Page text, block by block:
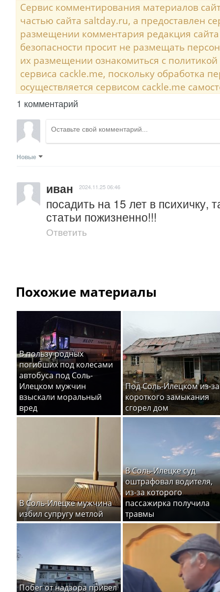
Сервис комментирования материалов
частью сайта saltday.ru, а предоставлен
размещении комментария редакция
безопасности просит не размещать
их размещении ознакомиться с
сервиса cackle.me, поскольку обработка
осуществляется сервисом cackle.me
1 комментарий
Новые
иван 2024.11.25 06:46
посадить на 15 лет в психичку,
статьи пожизненно!!!
Ответить
Похожие материалы
В пользу родных
погибших под колесами
автобуса под Соль-
Илецком мужчин
взыскали моральный
вред
Под Соль-Илецком из-за
короткого замыкания
сгорел дом
В Соль-Илецке мужчина
избил супругу метлой
В Соль-Илецке суд
оштрафовал водителя,
из-за которого
пассажирка получила
травмы
Побег от надзора привел